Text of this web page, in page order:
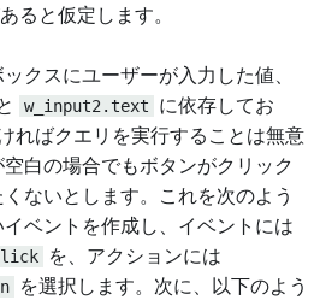
ると仮定します。
クスにユーザーが入力した値、
w_input2.text
に依存してお
ればクエリを実行することは無意
白の場合でもボタンがクリック
ないとします。これを次のよう
ベントを作成し、イベントには
を、アクションには
を選択します。次に、以下のよう